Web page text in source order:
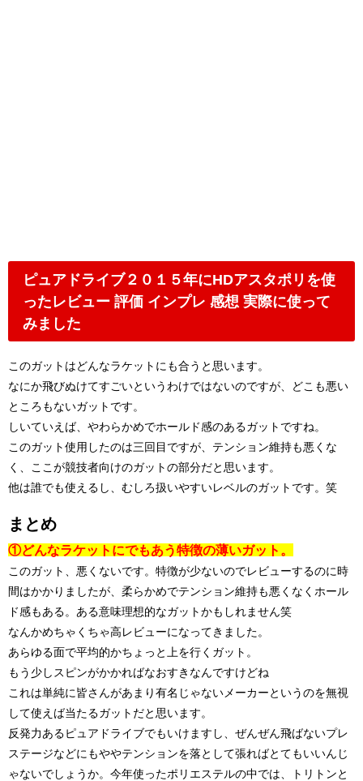
ピュアドライブ２０１５年にHDアスタポリを使
ったレビュー 評価 インプレ 感想 実際に使って
みました
このガットはどんなラケットにも合うと思います。
なにか飛びぬけてすごいというわけではないのですが、どこも悪い
ところもないガットです。
しいていえば、やわらかめでホールド感のあるガットですね。
このガット使用したのは三回目ですが、テンション維持も悪くな
く、ここが競技者向けのガットの部分だと思います。
他は誰でも使えるし、むしろ扱いやすいレベルのガットです。笑
まとめ
①どんなラケットにでもあう特徴の薄いガット。
このガット、悪くないです。特徴が少ないのでレビューするのに時
間はかかりましたが、柔らかめでテンション維持も悪くなくホール
ド感もある。ある意味理想的なガットかもしれません笑
なんかめちゃくちゃ高レビューになってきました。
あらゆる面で平均的かちょっと上を行くガット。
もう少しスピンがかかればなおすきなんですけどね
これは単純に皆さんがあまり有名じゃないメーカーというのを無視
して使えば当たるガットだと思います。
反発力あるピュアドライブでもいけますし、ぜんぜん飛ばないプレ
ステージなどにもややテンションを落として張ればとてもいいんじ
ゃないでしょうか。今年使ったポリエステルの中では、トリトンと